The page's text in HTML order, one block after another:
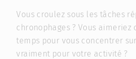
Vous croulez sous les tâches
chronophages ? Vous aimeriez
temps pour vous concentrer
vraiment pour votre activité ?